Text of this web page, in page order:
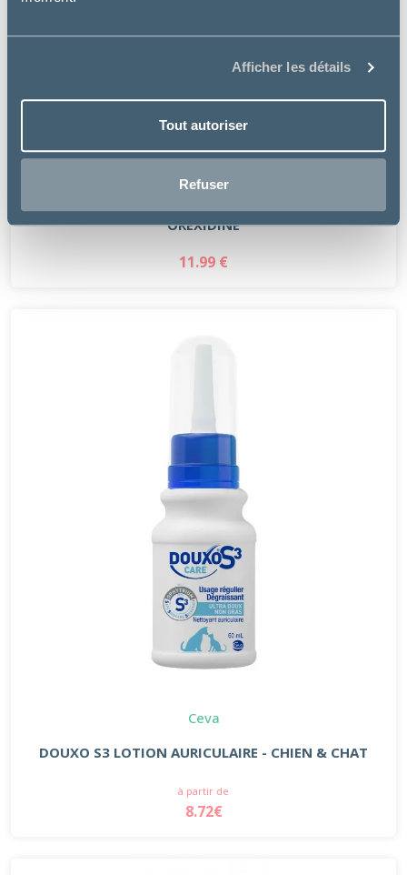
Afficher les détails
Tout autoriser
Refuser
Mp Labo
OREXIDINE
11.99 €
Ceva
DOUXO S3 LOTION AURICULAIRE - CHIEN & CHAT
à partir de
8.72€